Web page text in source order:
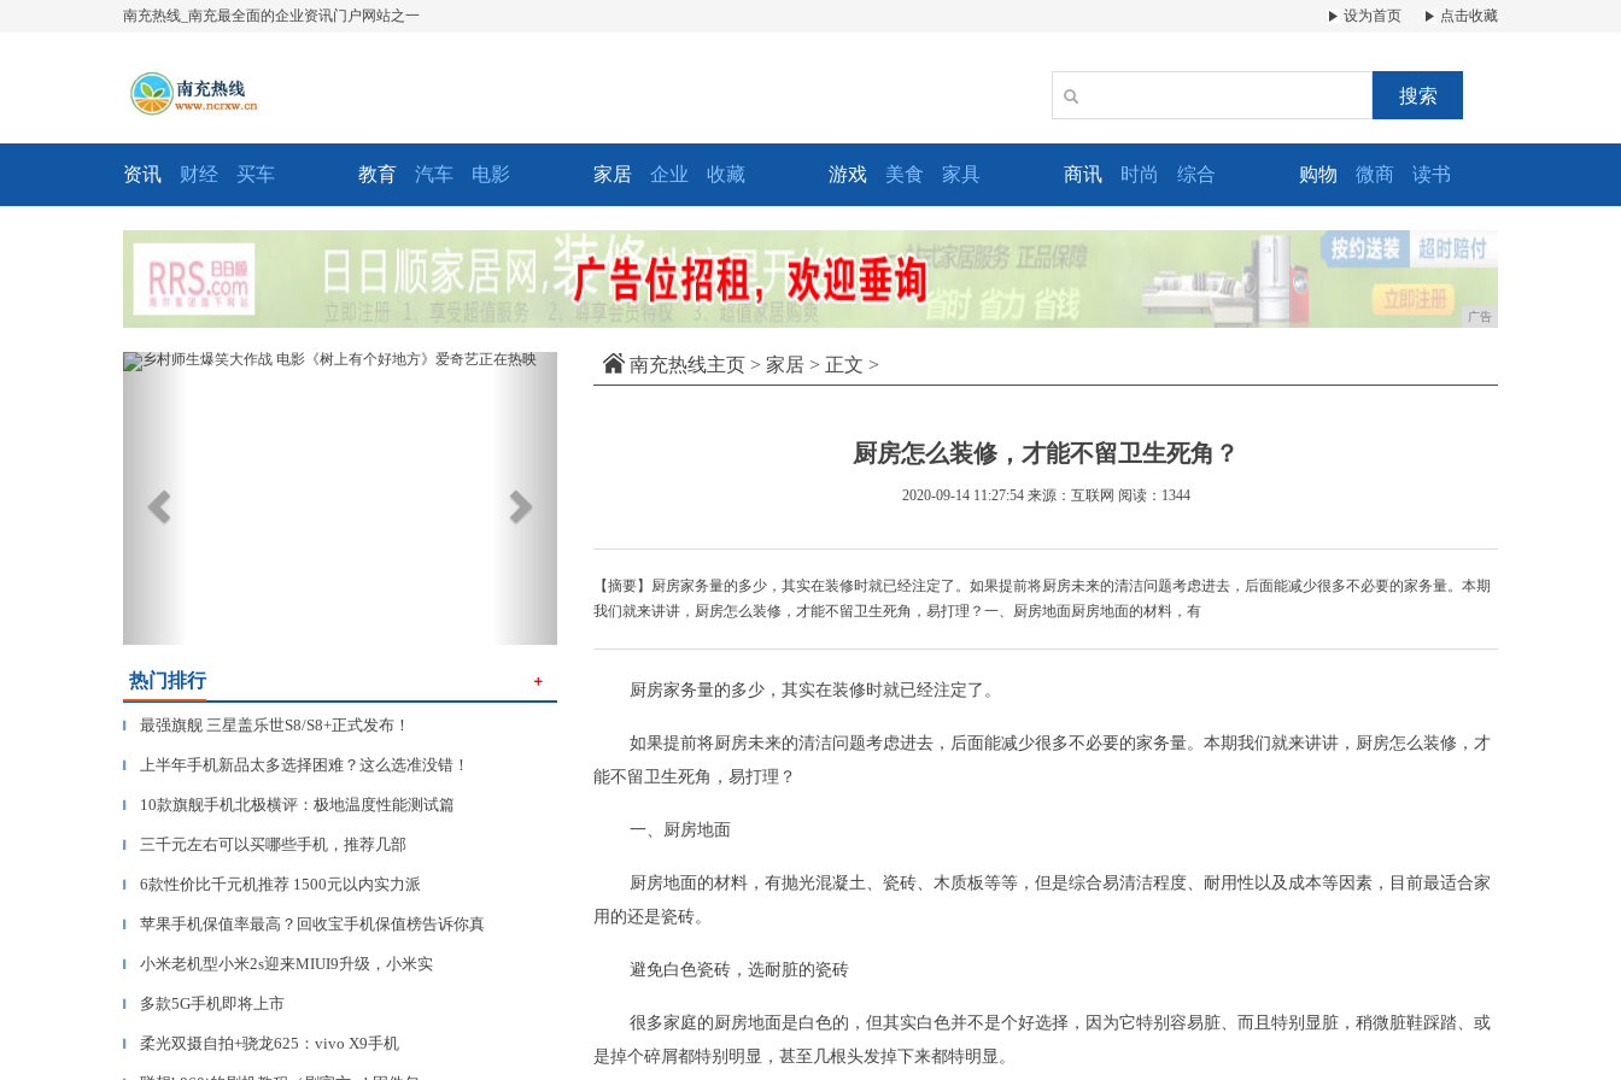
南充热线_南充最全面的企业资讯门户网站之一 设为首页 点击收藏
搜索
资讯 财经 买车 教育 汽车 电影 家居 企业 收藏 游戏 美食 家具 商讯 时尚 综合 购物 微商 读书
广告
Previous Next
热门排行 ＋
▎ 最强旗舰 三星盖乐世S8/S8+正式发布！
▎ 上半年手机新品太多选择困难？这么选准没错！
▎ 10款旗舰手机北极横评：极地温度性能测试篇
▎ 三千元左右可以买哪些手机，推荐几部
▎ 6款性价比千元机推荐 1500元以内实力派
▎ 苹果手机保值率最高？回收宝手机保值榜告诉你真
▎ 小米老机型小米2s迎来MIUI9升级，小米实
▎ 多款5G手机即将上市
▎ 柔光双摄自拍+骁龙625：vivo X9手机
南充热线主页 > 家居 > 正文 >
厨房怎么装修，才能不留卫生死角？
2020-09-14 11:27:54 来源：互联网 阅读：1344
【摘要】厨房家务量的多少，其实在装修时就已经注定了。如果提前将厨房未来的清洁问题考虑进去，后面能减少很多不必要的家务量。本期
我们就来讲讲，厨房怎么装修，才能不留卫生死角，易打理？一、厨房地面厨房地面的材料，有
厨房家务量的多少，其实在装修时就已经注定了。
如果提前将厨房未来的清洁问题考虑进去，后面能减少很多不必要的家务量。本期我们就来讲讲，厨房怎么装修，才
能不留卫生死角，易打理？
一、厨房地面
厨房地面的材料，有抛光混凝土、瓷砖、木质板等等，但是综合易清洁程度、耐用性以及成本等因素，目前最适合家
用的还是瓷砖。
避免白色瓷砖，选耐脏的瓷砖
很多家庭的厨房地面是白色的，但其实白色并不是个好选择，因为它特别容易脏、而且特别显脏，稍微脏鞋踩踏、或
是掉个碎屑都特别明显，甚至几根头发掉下来都特明显。